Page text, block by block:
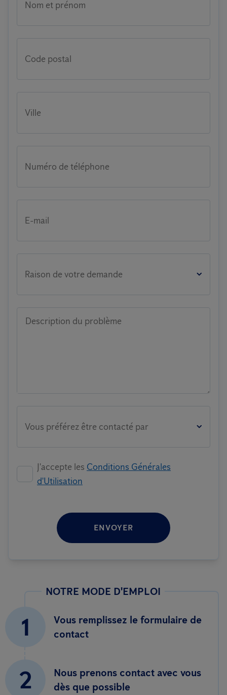
Nom et prénom
Code postal
Ville
Numéro de téléphone
E-mail
Raison de votre demande
Description du problème
Vous préférez être contacté par
J'accepte les Conditions Générales
d'Utilisation
ENVOYER
NOTRE MODE D'EMPLOI
1
Vous remplissez le formulaire de
contact
2
Nous prenons contact avec vous
dès que possible